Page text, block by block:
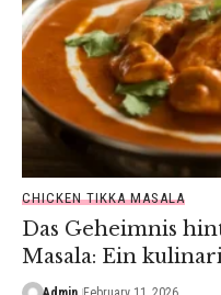
CHICKEN TIKKA MASALA
Das Geheimnis
Masala: Ein